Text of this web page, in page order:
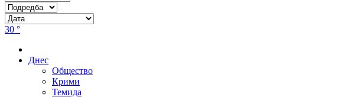
30 °
Днес
Общество
Крими
Темида